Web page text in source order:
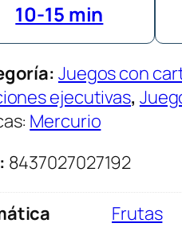
10-15 min
Juegos con
ejecutivas,
Mercurio
8437027027192
Frutas